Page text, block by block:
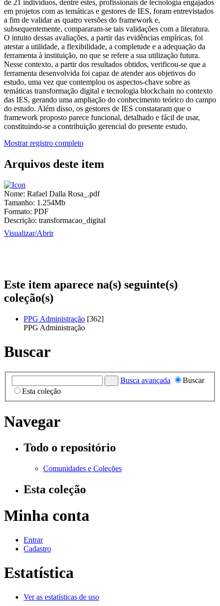
de 21 indivíduos, dentre estes, profissionais de tecnologia engajados
em projetos com as temáticas e gestores de IES, foram entrevistados
a fim de validar as quatro versões do framework e,
subsequentemente, compararam-se tais validações com a literatura.
O intuito dessas avaliações, a partir das evidências empíricas, foi
atestar a utilidade, a flexibilidade, a completude e a adequação da
ferramenta à instituição, no que se refere a sua utilização futura.
Nesse contexto, a partir dos resultados obtidos, verificou-se que a
ferramenta desenvolvida foi capaz de atender aos objetivos do
estudo, uma vez que contemplou os aspectos-chave sobre as
temáticas transformação digital e tecnologia blockchain no contexto
das IES, gerando uma ampliação do conhecimento teórico do campo
do estudo. Além disso, os gestores de IES constataram que o
framework proposto parece funcional, detalhado e fácil de usar,
constituindo-se a contribuição gerencial do presente estudo.
Mostrar registro completo
Arquivos deste item
Nome: Rafael Dalla Rosa_.pdf
Tamanho: 1.254Mb
Formato: PDF
Descrição: transformacao_digital
Visualizar/Abrir
Este item aparece na(s) seguinte(s)
coleção(s)
PPG Administração [362]
PPG Administração
Buscar
Busca avançada
Buscar
Esta coleção
Navegar
Todo o repositório
Comunidades e Coleções
Esta coleção
Minha conta
Entrar
Cadastro
Estatística
Ver as estatísticas de uso